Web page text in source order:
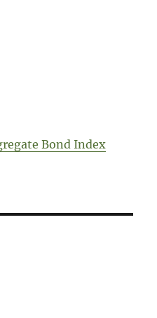
Bond Index